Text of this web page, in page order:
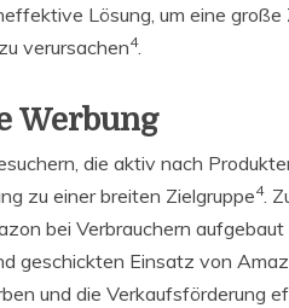
Lösung, um eine große
verursachen4.
Werbung
die aktiv nach
zu einer breiten Zielgruppe4.
bei Verbrauchern
geschickten Einsatz von
und die Verkaufsförderung